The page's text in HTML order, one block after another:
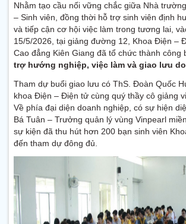
Nhằm tạo cầu nối vững chắc giữa Nhà
– Sinh viên, đồng thời hỗ trợ sinh viên định
và tiếp cận cơ hội việc làm trong tương lai,
15/5/2026, tại giảng đường 12, Khoa Điện –
Cao đẳng Kiên Giang đã tổ chức thành công
trợ hướng nghiệp, việc làm và giao lưu
Tham dự buổi giao lưu có ThS. Đoàn Quốc
khoa Điện – Điện tử cùng quý thầy cô giảng
Về phía đại diện doanh nghiệp, có sự hiện
Bá Tuân – Trưởng quản lý vùng Vinpearl
sự kiện đã thu hút hơn 200 bạn sinh viên
đến tham dự đông đủ.